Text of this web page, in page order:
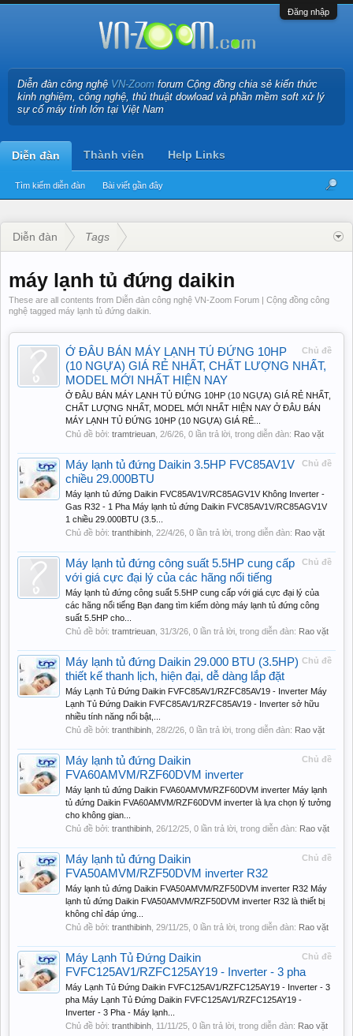
Đăng nhập
Diễn đàn công nghệ VN-Zoom forum Cộng đồng chia sẻ kiến thức
kinh nghiệm, công nghệ, thủ thuật dowload và phần mềm soft xử lý
sự cố máy tính lớn tại Việt Nam
Diễn đàn
Tìm kiếm diễn đàn Bài viết gần đây
Thành viên Help Links
Diễn đàn Tags
máy lạnh tủ đứng daikin
These are all contents from Diễn đàn công nghệ VN-Zoom Forum | Cộng đồng công
nghệ tagged máy lạnh tủ đứng daikin.
Chủ đề
Ở ĐÂU BÁN MÁY LẠNH TỦ ĐỨNG 10HP
(10 NGỰA) GIÁ RẺ NHẤT, CHẤT LƯỢNG NHẤT,
MODEL MỚI NHẤT HIỆN NAY
Ở ĐÂU BÁN MÁY LẠNH TỦ ĐỨNG 10HP (10 NGỰA) GIÁ RẺ NHẤT,
CHẤT LƯỢNG NHẤT, MODEL MỚI NHẤT HIỆN NAY Ở ĐÂU BÁN
MÁY LẠNH TỦ ĐỨNG 10HP (10 NGỰA) GIÁ RẺ...
Chủ đề bởi: tramtrieuan 2/6/26 , 0 lần trả lời, trong diễn đàn: Rao vặt
Chủ đề
Máy lạnh tủ đứng Daikin 3.5HP FVC85AV1V
chiều 29.000BTU
Máy lạnh tủ đứng Daikin FVC85AV1V/RC85AGV1V Không Inverter -
Gas R32 - 1 Pha Máy lạnh tủ đứng Daikin FVC85AV1V/RC85AGV1V
1 chiều 29.000BTU (3.5...
Chủ đề bởi: tranthibinh 22/4/26 , 0 lần trả lời, trong diễn đàn: Rao vặt
Chủ đề
Máy lạnh tủ đứng công suất 5.5HP cung cấp
với giá cực đại lý của các hãng nổi tiếng
Máy lạnh tủ đứng công suất 5.5HP cung cấp với giá cực đại lý của
các hãng nổi tiếng Bạn đang tìm kiếm dòng máy lạnh tủ đứng công
suất 5.5HP cho...
Chủ đề bởi: tramtrieuan 31/3/26 , 0 lần trả lời, trong diễn đàn: Rao vặt
Chủ đề
Máy lạnh tủ đứng Daikin 29.000 BTU (3.5HP)
thiết kế thanh lịch, hiện đại, dễ dàng lắp đặt
Máy Lạnh Tủ Đứng Daikin FVFC85AV1/RZFC85AV19 - Inverter Máy
Lạnh Tủ Đứng Daikin FVFC85AV1/RZFC85AV19 - Inverter sở hữu
nhiều tính năng nổi bật,...
Chủ đề bởi: tranthibinh 28/2/26 , 0 lần trả lời, trong diễn đàn: Rao vặt
Chủ đề
Máy lạnh tủ đứng Daikin
FVA60AMVM/RZF60DVM inverter
Máy lạnh tủ đứng Daikin FVA60AMVM/RZF60DVM inverter Máy lạnh
tủ đứng Daikin FVA60AMVM/RZF60DVM inverter là lựa chọn lý tưởng
cho không gian...
Chủ đề bởi: tranthibinh 26/12/25 , 0 lần trả lời, trong diễn đàn: Rao vặt
Chủ đề
Máy lạnh tủ đứng Daikin
FVA50AMVM/RZF50DVM inverter R32
Máy lạnh tủ đứng Daikin FVA50AMVM/RZF50DVM inverter R32 Máy
lạnh tủ đứng Daikin FVA50AMVM/RZF50DVM inverter R32 là thiết bị
không chỉ đáp ứng...
Chủ đề bởi: tranthibinh 29/11/25 , 0 lần trả lời, trong diễn đàn: Rao vặt
Chủ đề
Máy Lạnh Tủ Đứng Daikin
FVFC125AV1/RZFC125AY19 - Inverter - 3 pha
Máy Lạnh Tủ Đứng Daikin FVFC125AV1/RZFC125AY19 - Inverter - 3
pha Máy Lạnh Tủ Đứng Daikin FVFC125AV1/RZFC125AY19 -
Inverter - 3 Pha - Máy lạnh...
Chủ đề bởi: tranthibinh 11/11/25 , 0 lần trả lời, trong diễn đàn: Rao vặt